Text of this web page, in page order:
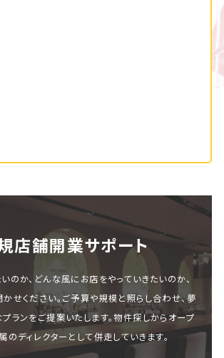
店舗開業サポート
のか、どんな風にお店をやっていきたいのか、
せください。ご予算や規模と照らし合わせ、夢
ランをご提案いたします。物件探しからオープ
のディレクターとして併走していきます。